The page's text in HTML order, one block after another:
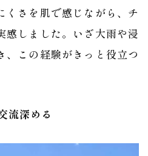
くさを肌で感じながら、チ
感しました。いざ大雨や浸
、この経験がきっと役立つ
流深める